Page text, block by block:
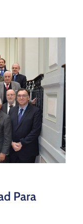
Para